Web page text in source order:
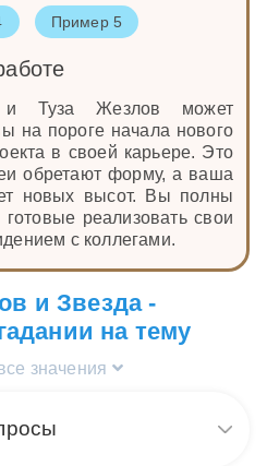
Пример 5
и Туза Жезлов может
на пороге начала нового
в своей карьере. Это
обретают форму, а ваша
новых высот. Вы полны
готовые реализовать свои
с коллегами.
и Звезда -
на тему
значения